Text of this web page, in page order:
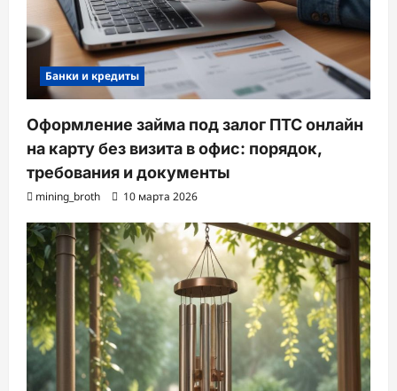
Банки и кредиты
Оформление займа под залог ПТС онлайн
на карту без визита в офис: порядок,
требования и документы
mining_broth 10 марта 2026